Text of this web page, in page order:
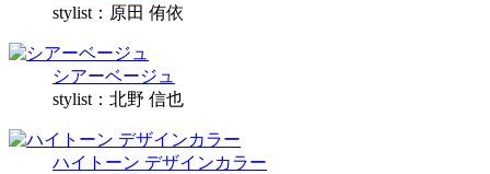
stylist：原田 侑依
シアーベージュ
stylist：北野 信也
ハイトーン デザインカラー